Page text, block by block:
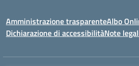
Amministrazione trasparenteAlbo
Dichiarazione di accessibilitàNote